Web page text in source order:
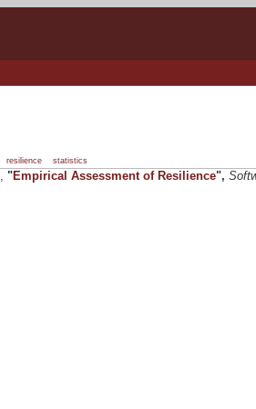
resilience statistics
, "Empirical Assessment of Resilience",